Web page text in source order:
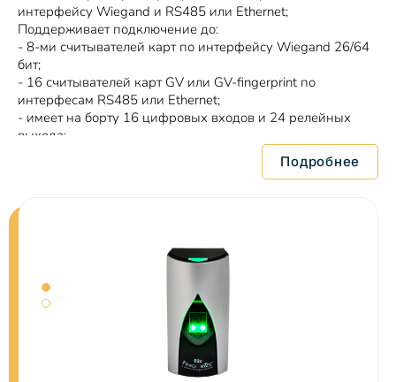
интерфейсу Wiegand и RS485 или Ethernet;
Поддерживает подключение до:
- 8-ми считывателей карт по интерфейсу Wiegand 26/64
бит;
- 16 считывателей карт GV или GV-fingerprint по
интерфесам RS485 или Ethernet;
- имеет на борту 16 цифровых входов и 24 релейных
выхода;
Предназначен для контроля и управления дверями,
Питание - DC 12V, 3A / PoE+ (IEEE 802.3at, 25.5Вт).
Подробнее